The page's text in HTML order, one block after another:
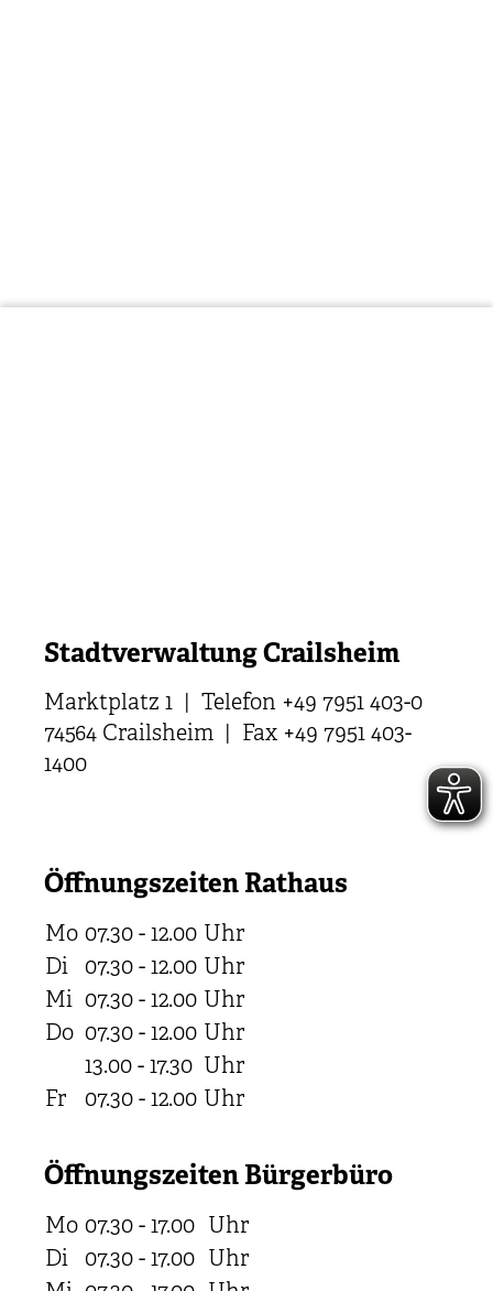
Stadtverwaltung Crailsheim
Marktplatz 1 | Telefon +49 7951 403-0
74564 Crailsheim | Fax +49 7951 403-
1400
Öffnungszeiten Rathaus
Mo 07.30 - 12.00 Uhr
Di
07.30 - 12.00 Uhr
Mi 07.30 - 12.00 Uhr
Do 07.30 - 12.00 Uhr
13.00 - 17.30 Uhr
Fr
07.30 - 12.00 Uhr
Öffnungszeiten Bürgerbüro
Mo 07.30 - 17.00 Uhr
Di
07.30 - 17.00 Uhr